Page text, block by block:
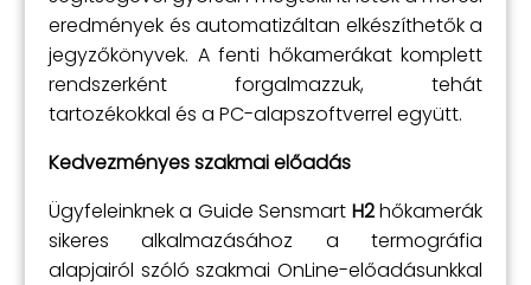
eredmények és automatizáltan elkészíthetők a
jegyzőkönyvek. A fenti hőkamerákat komplett
rendszerként forgalmazzuk, tehát
tartozékokkal és a PC-alapszoftverrel együtt.
Kedvezményes szakmai előadás
Ügyfeleinknek a Guide Sensmart H2hőkamerák
sikeres alkalmazásához a termográfia
alapjairól szóló szakmai OnLine-előadásunkkal